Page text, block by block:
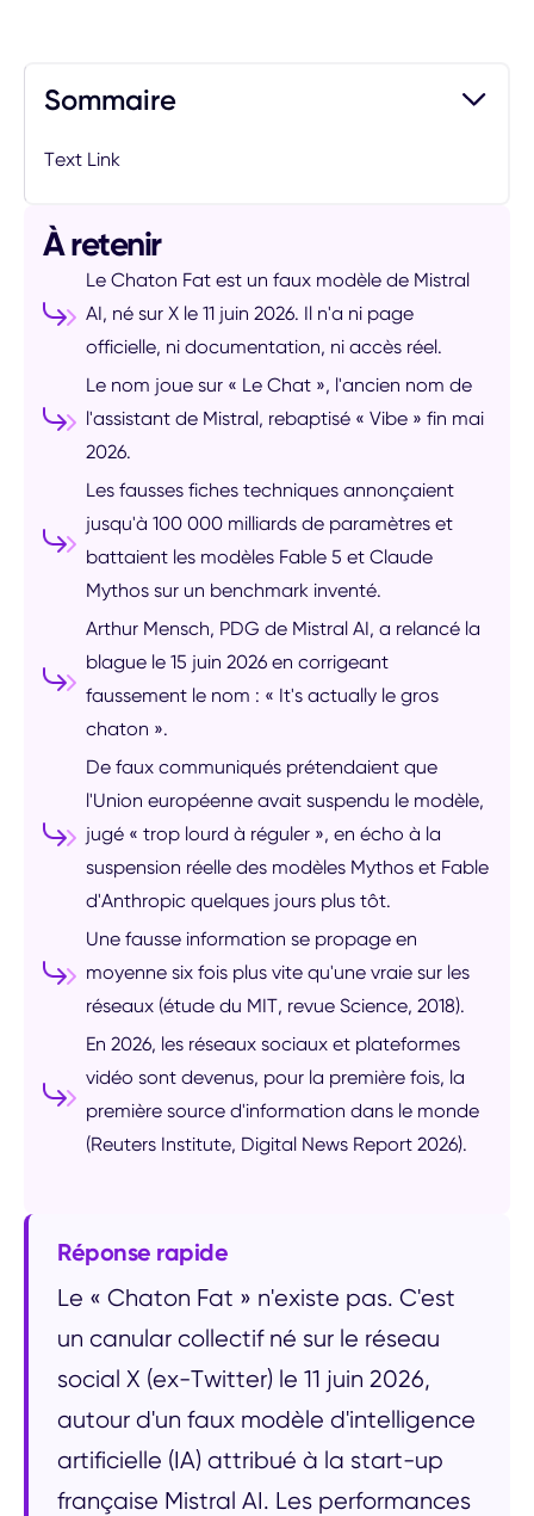
À retenir
Le Chaton Fat est un faux modèle de Mistral
AI, né sur X le 11 juin 2026. Il n'a ni page
officielle, ni documentation, ni accès réel.
Le nom joue sur « Le Chat », l'ancien nom de
l'assistant de Mistral, rebaptisé « Vibe » fin mai
2026.
Les fausses fiches techniques annonçaient
jusqu'à 100 000 milliards de paramètres et
battaient les modèles Fable 5 et Claude
Mythos sur un benchmark inventé.
Arthur Mensch, PDG de Mistral AI, a relancé la
blague le 15 juin 2026 en corrigeant
faussement le nom : « It's actually le gros
chaton ».
De faux communiqués prétendaient que
l'Union européenne avait suspendu le modèle,
jugé « trop lourd à réguler », en écho à la
suspension réelle des modèles Mythos et Fable
d'Anthropic quelques jours plus tôt.
Une fausse information se propage en
moyenne six fois plus vite qu'une vraie sur les
réseaux (étude du MIT, revue Science, 2018).
En 2026, les réseaux sociaux et plateformes
vidéo sont devenus, pour la première fois, la
première source d'information dans le monde
(Reuters Institute, Digital News Report 2026).
Réponse rapide
Le « Chaton Fat » n'existe pas. C'est
un canular collectif né sur le réseau
social X (ex-Twitter) le 11 juin 2026,
autour d'un faux modèle d'intelligence
artificielle (IA) attribué à la start-up
française Mistral AI. Les performances
Sommaire
Text Link